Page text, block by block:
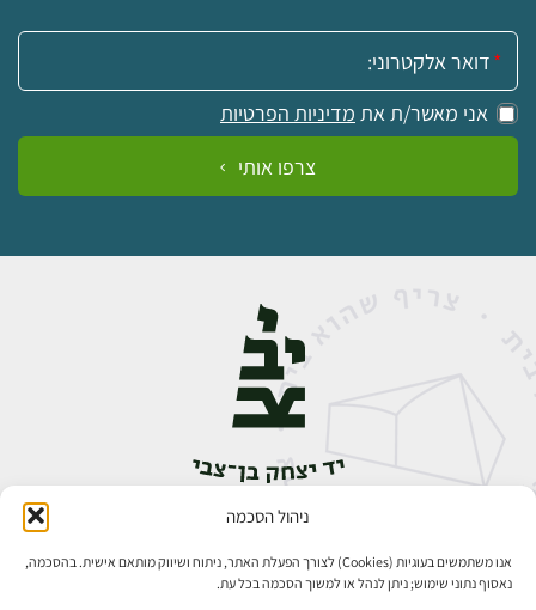
ניהול הסכמה
אנו משתמשים בעוגיות (Cookies) לצורך הפעלת האתר, ניתוח ושיווק מותאם אישית. בהסכמה,
נאסוף נתוני שימוש; ניתן לנהל או למשוך הסכמה בכל עת.
אימייל:
אני מאשר/ת את מדיניות הפרטיות
צרפו אותי
אבן גבירול 14, רחביה, ירושלים